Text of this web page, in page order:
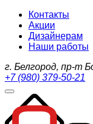
Контакты
Акции
Дизайнерам
Наши работы
г. Белгород, пр-т
+7 (980) 379-50-21